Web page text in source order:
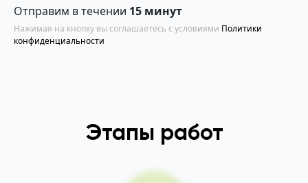
Отправим в течении 15 минут
Нажимая на кнопку вы соглашаетесь с условиями Политики
конфиденциальности
Этапы работ